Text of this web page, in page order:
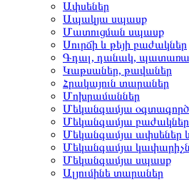
Ափսեներ
Ապակյա սպասք
Մատուցման սպասք
Սուրճի և թեյի բաժակներ
Գդալ, դանակ,
Կաթսաներ, թավաներ
Հրակայուն տարաներ
Մոխրամաններ
Մեկանգամյա
Մեկանգամյա
Մեկանգամյա ափսեներ
Մեկանգամյա
Մեկանգամյա սպասք
Ալյումինե տարաներ